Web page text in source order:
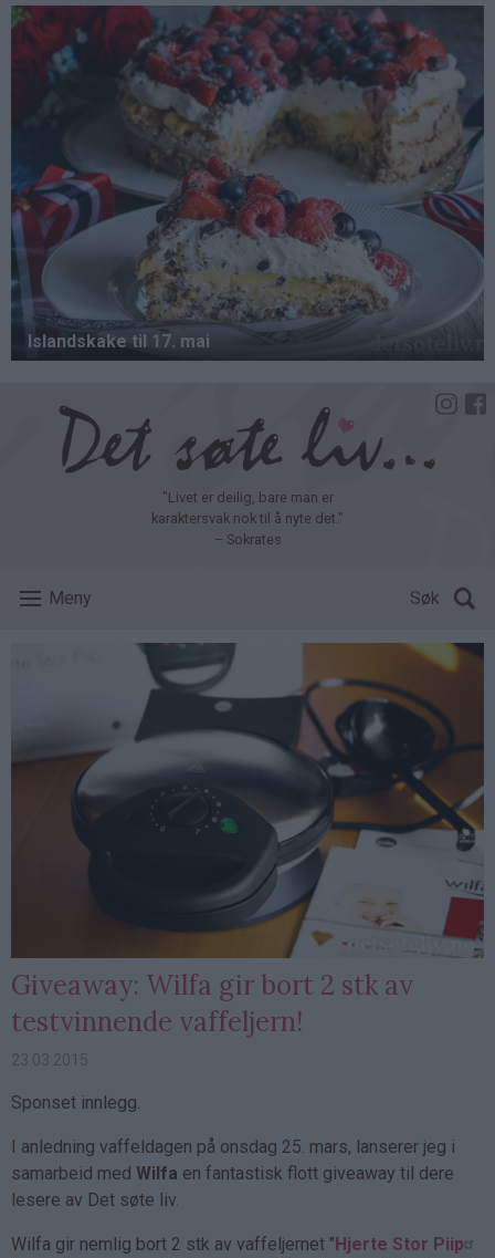
Hopp
hovedinnhold
"Livet er deilig, bare man er
karaktersvak nok til å nyte det."
– Sokrates
Meny Søk
Giveaway: Wilfa gir bort 2 stk av
testvinnende vaffeljern!
23.03.2015
Sponset innlegg.
I anledning vaffeldagen på onsdag 25. mars, lanserer jeg i
samarbeid med Wilfa en fantastisk flott giveaway til dere
lesere av Det søte liv.
Wilfa gir nemlig bort 2 stk av vaffeljernet "Hjerte Stor Piip